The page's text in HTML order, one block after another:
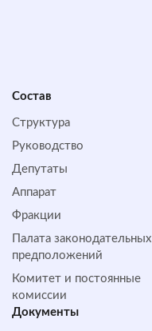
Состав
Структура
Руководство
Депутаты
Аппарат
Фракции
Палата законодательных
предположений
Комитет и постоянные
комиссии
Документы